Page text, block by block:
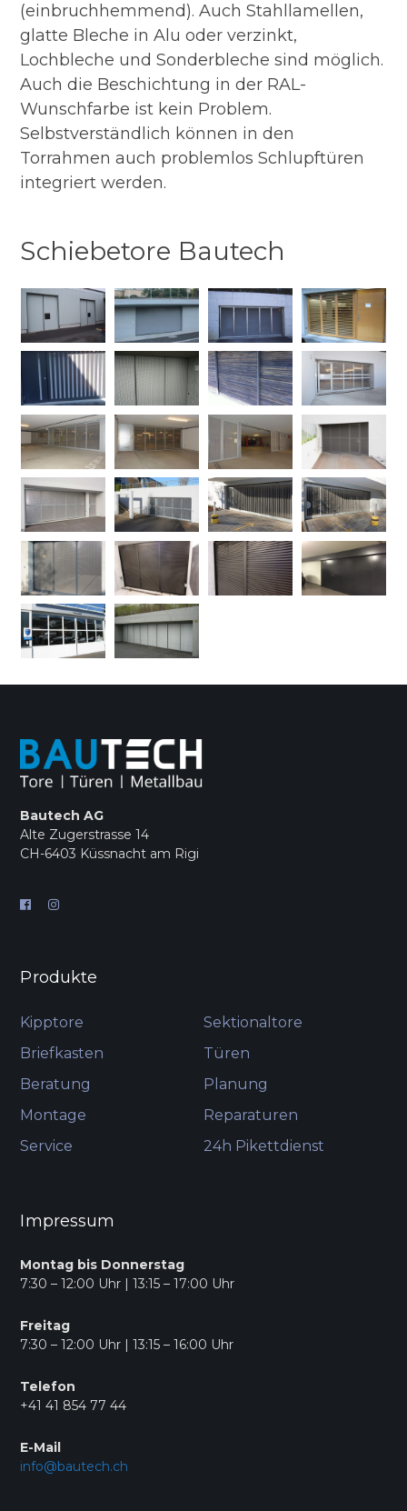
(einbruchhemmend). Auch Stahllamellen,
glatte Bleche in Alu oder verzinkt,
Lochbleche und Sonderbleche sind möglich.
Auch die Beschichtung in der RAL-
Wunschfarbe ist kein Problem.
Selbstverständlich können in den
Torrahmen auch problemlos Schlupftüren
integriert werden.
Schiebetore Bautech
Bautech AG
Alte Zugerstrasse 14
CH-6403 Küssnacht am Rigi
Produkte
Kipptore
Sektionaltore
Briefkasten
Türen
Beratung
Planung
Montage
Reparaturen
Service
24h Pikettdienst
Impressum
Montag bis Donnerstag
7:30 – 12:00 Uhr | 13:15 – 17:00 Uhr
Freitag
7:30 – 12:00 Uhr | 13:15 – 16:00 Uhr
Telefon
+41 41 854 77 44
E-Mail
info@bautech.ch